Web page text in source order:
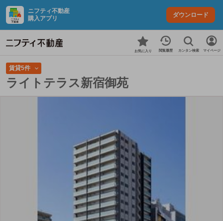
ニフティ不動産
購入アプリ
ダウンロード
お気に入り 閲覧履歴 カンタン検索 マイページ
賃貸5件
ライトテラス新宿御苑